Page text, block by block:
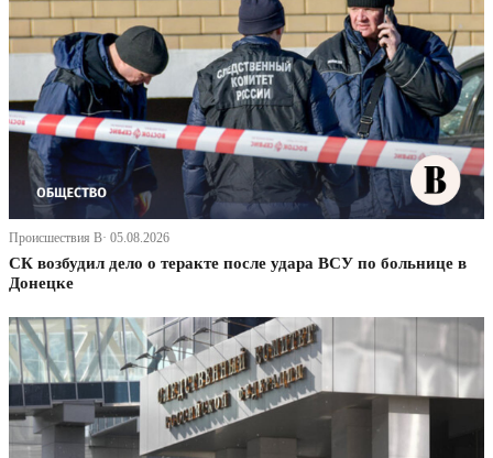
Происшествия В· 05.08.2026
СК возбудил дело о теракте после удара ВСУ по больнице в
Донецке